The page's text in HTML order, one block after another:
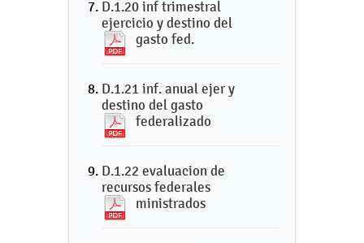
D.1.20 inf trimestral
ejercicio y destino del
gasto fed.
D.1.21 inf. anual ejer y
destino del gasto
federalizado
D.1.22 evaluacion de
recursos federales
ministrados